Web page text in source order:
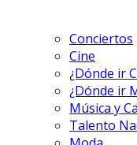
Conciertos
Cine
¿Dónde ir
¿Dónde ir
Música y
Talento